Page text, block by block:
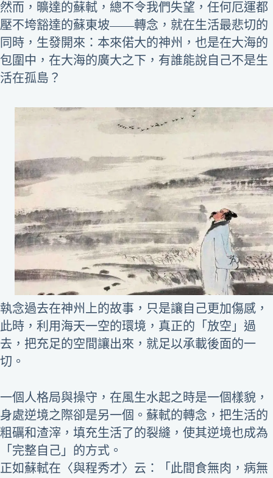
然而，曠達的蘇軾，總不令我們失望，任何厄運都
壓不垮豁達的蘇東坡――轉念，就在生活最悲切的
同時，生發開來：本來偌大的神州，也是在大海的
包圍中，在大海的廣大之下，有誰能說自己不是生
活在孤島？
執念過去在神州上的故事，只是讓自己更加傷感，
此時，利用海天一空的環境，真正的「放空」過
去，把充足的空間讓出來，就足以承載後面的一
切。
一個人格局與操守，在風生水起之時是一個樣貌，
身處逆境之際卻是另一個。蘇軾的轉念，把生活的
粗礪和渣滓，填充生活了的裂縫，使其逆境也成為
「完整自己」的方式。
正如蘇軾在〈與程秀才〉云：「此間食無肉，病無